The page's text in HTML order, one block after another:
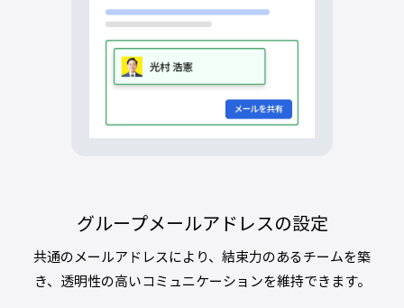
グループメールアドレスの設定
共通のメールアドレスにより、結束力のあるチームを築
き、透明性の高いコミュニケーションを維持できます。